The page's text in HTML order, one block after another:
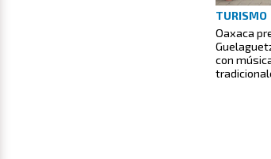
TURISMO
Oaxaca
con